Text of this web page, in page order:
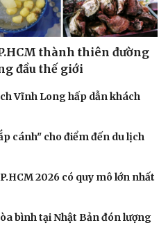
thành thiên đường
đầu thế giới
Vĩnh Long hấp dẫn khách
cánh" cho điểm đến du lịch
2026 có quy mô lớn nhất
bình tại Nhật Bản đón lượng